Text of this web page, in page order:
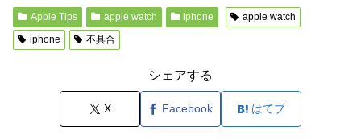
Apple Tips apple watch iphone
apple watch
iphone
不具合
シェアする
X Facebook はてブ